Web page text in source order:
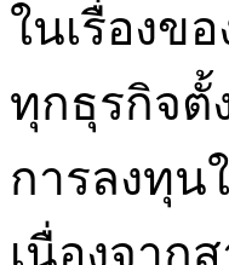
ในเรื่องข
ทุกธุรกิจตั้
การลงทุน
เนื่องจาก